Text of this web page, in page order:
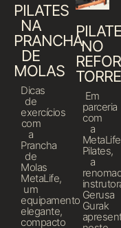
PILATES
NA
PRANCHA
DE
MOLAS
Dicas
de
exercícios
com
a
Prancha
de
Molas
MetaLife,
um
equipamento
elegante,
compacto
NO
TORRE
Em
parceria
com
a
MetaLife
Pilates,
a
Gerusa
Gurak